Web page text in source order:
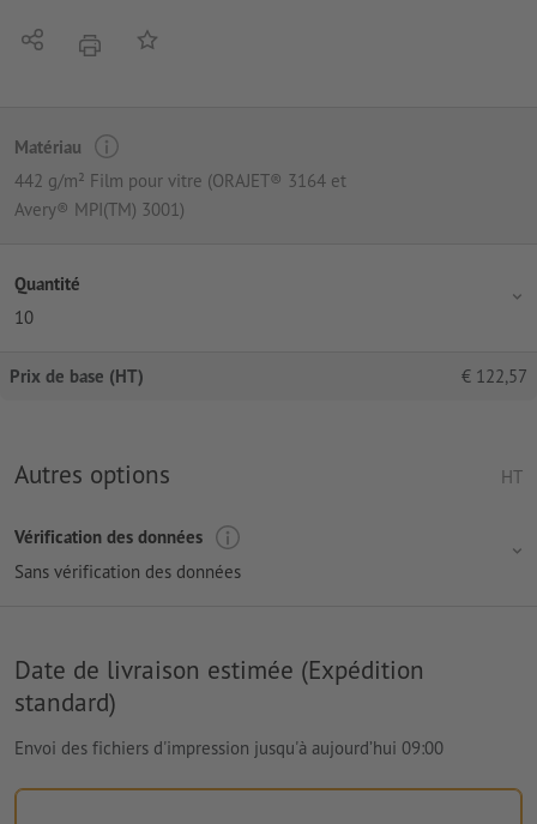
PartagerimprimerAjouter à liste d'article
Matériau
442 g/m² Film pour vitre (ORAJET® 3164 et
Avery® MPI(TM) 3001)
Quantité
10
Prix de base (HT) € 122,57
Autres options HT
Vérification des données
Sans vérification des données
Date de livraison estimée (Expédition
standard)
Envoi des fichiers d'impression jusqu'à aujourd’hui 09:00